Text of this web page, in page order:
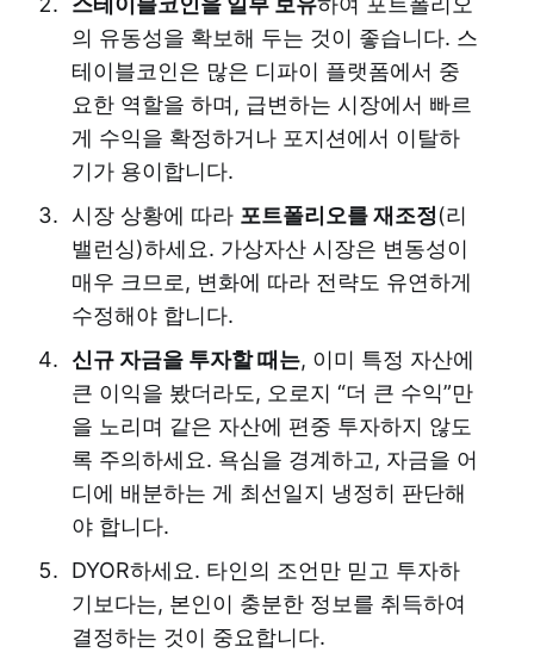
의 유동성을 확보해 두는 것이 좋습니다. 스
테이블코인은 많은 디파이 플랫폼에서 중
요한 역할을 하며, 급변하는 시장에서 빠르
게 수익을 확정하거나 포지션에서 이탈하
기가 용이합니다.
시장 상황에 따라 포트폴리오를 재조정(리
밸런싱)하세요. 가상자산 시장은 변동성이
매우 크므로, 변화에 따라 전략도 유연하게
수정해야 합니다.
신규 자금을 투자할 때는, 이미 특정 자산에
큰 이익을 봤더라도, 오로지 “더 큰 수익”만
을 노리며 같은 자산에 편중 투자하지 않도
록 주의하세요. 욕심을 경계하고, 자금을 어
디에 배분하는 게 최선일지 냉정히 판단해
야 합니다.
DYOR하세요. 타인의 조언만 믿고 투자하
기보다는, 본인이 충분한 정보를 취득하여
결정하는 것이 중요합니다.